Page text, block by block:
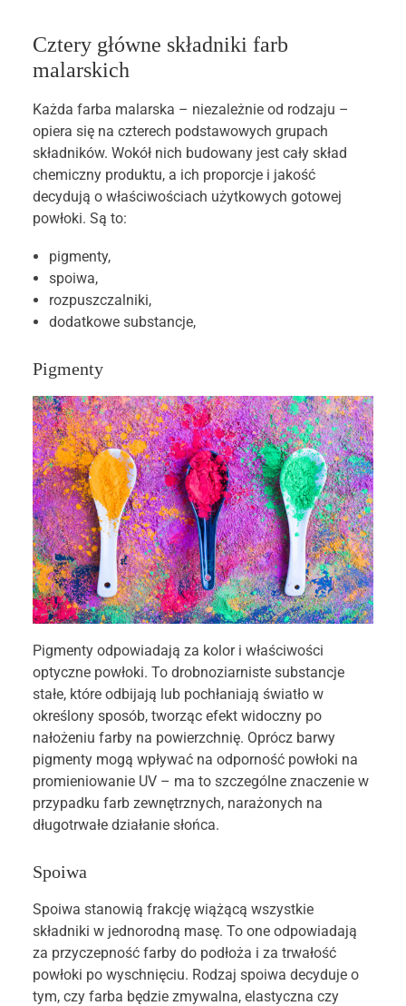
Cztery główne składniki farb
malarskich
Każda farba malarska – niezależnie od rodzaju –
opiera się na czterech podstawowych grupach
składników. Wokół nich budowany jest cały skład
chemiczny produktu, a ich proporcje i jakość
decydują o właściwościach użytkowych gotowej
powłoki. Są to:
pigmenty,
spoiwa,
rozpuszczalniki,
dodatkowe substancje,
Pigmenty
Pigmenty odpowiadają za kolor i właściwości
optyczne powłoki. To drobnoziarniste substancje
stałe, które odbijają lub pochłaniają światło w
określony sposób, tworząc efekt widoczny po
nałożeniu farby na powierzchnię. Oprócz barwy
pigmenty mogą wpływać na odporność powłoki na
promieniowanie UV – ma to szczególne znaczenie w
przypadku farb zewnętrznych, narażonych na
długotrwałe działanie słońca.
Spoiwa
Spoiwa stanowią frakcję wiążącą wszystkie
składniki w jednorodną masę. To one odpowiadają
za przyczepność farby do podłoża i za trwałość
powłoki po wyschnięciu. Rodzaj spoiwa decyduje o
tym, czy farba będzie zmywalna, elastyczna czy